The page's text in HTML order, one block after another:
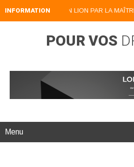
INFORMATIONDEVENEZ UN LION PAR LA
POUR VOS
Menu